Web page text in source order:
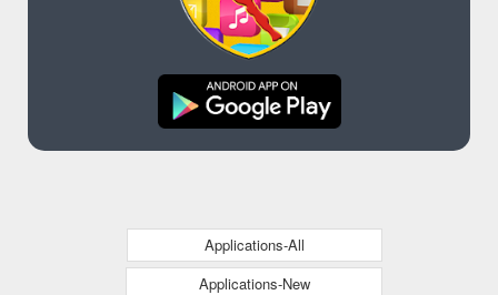
Applications-All
Applications-New